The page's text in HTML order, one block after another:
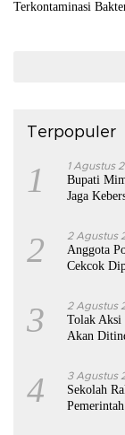
Terkontaminasi
Terpopuler
1 1 Agustus
Bupati
Jaga
2 2 Agustus
Anggota
Cekcok
3 2 Agustus
Tolak Aksi
Akan
4 3 Agustus
Sekolah